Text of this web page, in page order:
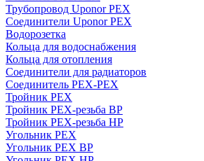
Трубопровод Uponor PEX
Соединители Uponor PEX
Водорозетка
Кольца для водоснабжения
Кольца для отопления
Соединители для радиаторов
Соединитель PEX-PEX
Тройник PEX
Тройник PEX-резьба ВР
Тройник PEX-резьба НР
Угольник PEX
Угольник PEX ВР